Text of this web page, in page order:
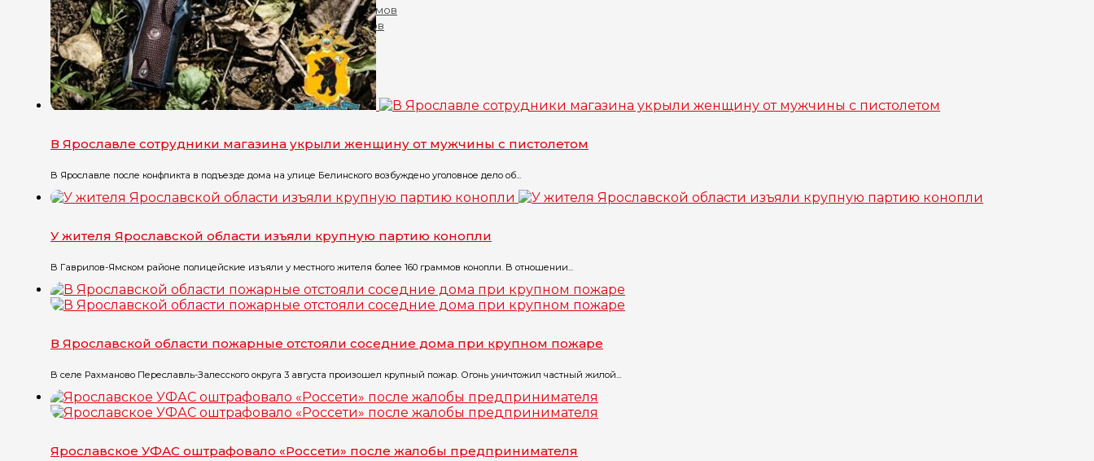
СК провёл футбольный турнир для детей из детдомов
В Ярославле сотрудники магазина укрыли женщину от мужчины с пистолетом
В Ярославле после конфликта в подъезде дома на улице Белинского возбуждено уголовное дело об...
У жителя Ярославской области изъяли крупную партию конопли
В Гаврилов-Ямском районе полицейские изъяли у местного жителя более 160 граммов конопли. В отношении...
В Ярославской области пожарные отстояли соседние дома при крупном пожаре
В селе Рахманово Переславль-Залесского округа 3 августа произошел крупный пожар. Огонь уничтожил частный жилой...
Ярославское УФАС оштрафовало «Россети» после жалобы предпринимателя